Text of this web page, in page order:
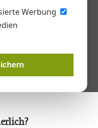
Werbung
kompliziert,
Vergaberecht zu
sie ­wichtig, weil